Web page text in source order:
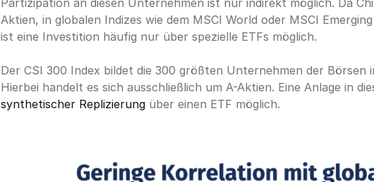
Aktien, in globalen Indizes wie dem MSCI World oder MSCI
ist eine Investition häufig nur über spezielle ETFs möglich.
Der CSI 300 Index bildet die 300 größten Unternehmen der Börsen
synthetischer Replizierung über einen ETF möglich.